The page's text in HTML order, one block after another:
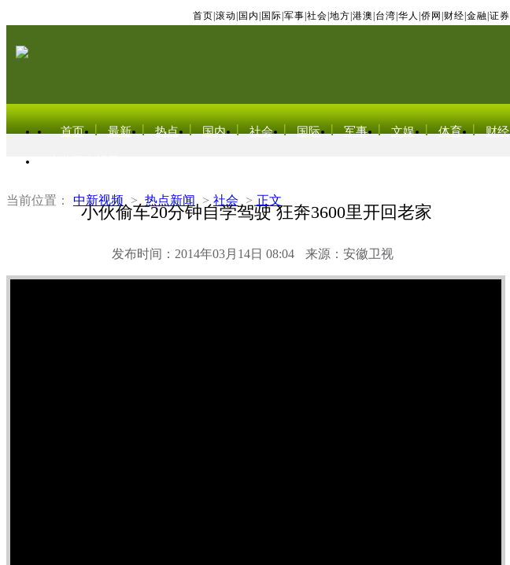
首页 滚动 国内 国际 军事 社会 地方 港澳 台湾 华人 侨网 财经 金融 证券
首页 最新 热点 国内 社会 国际 军事 文娱 体育 财经
当前位置： 中新视频 > 热点新闻 > 社会 > 正文
小伙偷车20分钟自学驾驶 狂奔3600里开回老家
发布时间：2014年03月14日 08:04 来源：安徽卫视